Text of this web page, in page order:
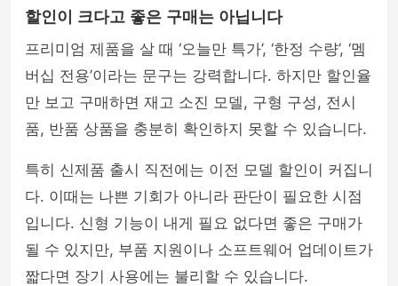
할인이 크다고 좋은 구매는 아닙니다
프리미엄 제품을 살 때 ‘오늘만 특가’, ‘한정 수량’, ‘멤
버십 전용’이라는 문구는 강력합니다. 하지만 할인율
만 보고 구매하면 재고 소진 모델, 구형 구성, 전시
품, 반품 상품을 충분히 확인하지 못할 수 있습니다.
특히 신제품 출시 직전에는 이전 모델 할인이 커집니
다. 이때는 나쁜 기회가 아니라 판단이 필요한 시점
입니다. 신형 기능이 내게 필요 없다면 좋은 구매가
될 수 있지만, 부품 지원이나 소프트웨어 업데이트가
짧다면 장기 사용에는 불리할 수 있습니다.